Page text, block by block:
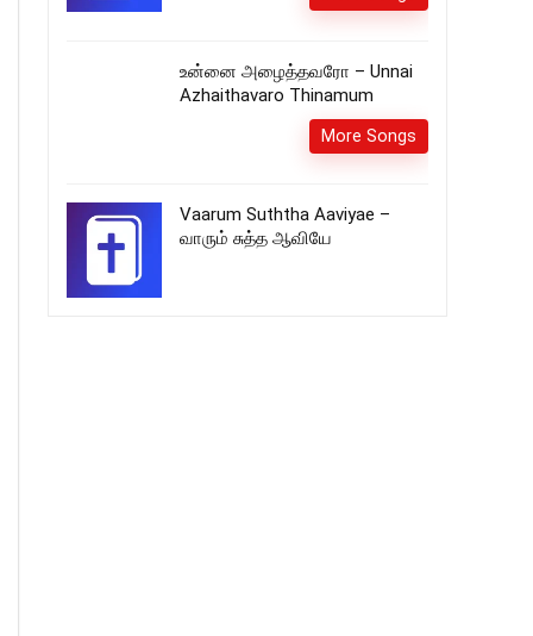
உன்னை அழைத்தவரோ – Unnai
Azhaithavaro Thinamum
More Songs
Vaarum Suththa Aaviyae –
வாரும் சுத்த ஆவியே